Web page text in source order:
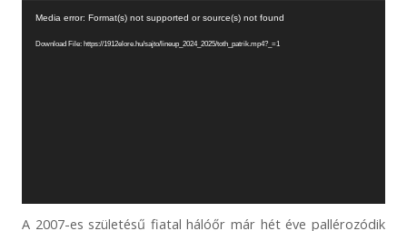
Media error: Format(s) not supported or source(s) not found
Download File: https://1912elore.hu/sajto/lineup_2024_2025/toth_patrik.mp4?_=1
A 2007-es születésű fiatal hálóőr már hét éve pallérozódik